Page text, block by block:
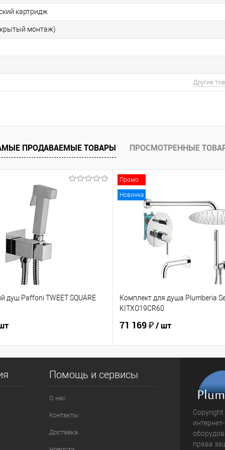
картридж
монтаж)
Другие
ПРОДАВАЕМЫЕ ТОВАРЫ ПРОСМОТРЕННЫЕ
душ Paffoni TWEET SQUARE
Промо
Новинка
Комплект для душа Plumberia
KITXO19CR60
71 169 ₽/ шт
Помощь и сервисы
О нас
Контакты
Доставка
права